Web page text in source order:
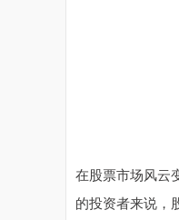
在股票市场风云
的投资者来说，